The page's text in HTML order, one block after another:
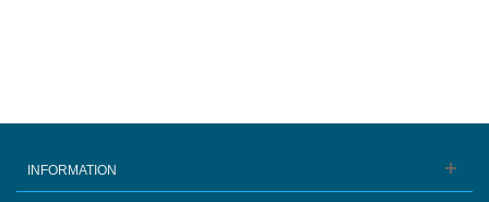
INFORMATION